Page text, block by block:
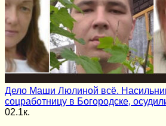
Дело Маши Люлиной всё.
соцработницу в Богородске,
02.1к.